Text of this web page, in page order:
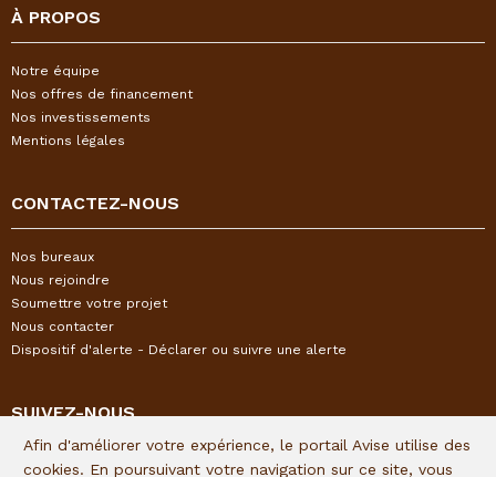
À PROPOS
Notre équipe
Nos offres de financement
Nos investissements
Mentions légales
CONTACTEZ-NOUS
Nos bureaux
Nous rejoindre
Soumettre votre projet
Nous contacter
Dispositif d'alerte - Déclarer ou suivre une alerte
SUIVEZ-NOUS
Restez informés de l'actualité I&P en vous inscrivant à notre
Afin d'améliorer votre expérience, le portail Avise utilise des
cookies. En poursuivant votre navigation sur ce site, vous